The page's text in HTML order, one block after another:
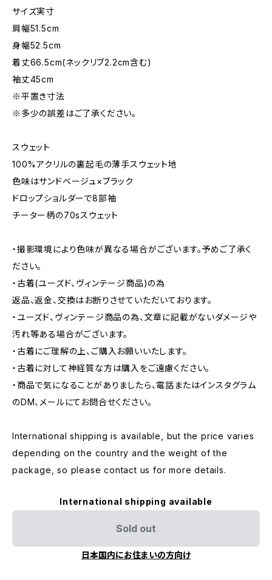
サイズ実寸
肩幅51.5cm
身幅52.5cm
着丈66.5cm(ネックリブ2.2cm含む)
袖丈45cm
※平置き寸法
※多少の誤差はご了承ください。
スウェット
100%アクリルの裏起毛の薄手スウェット地
色味はサンドベージュ×ブラック
ドロップショルダーで8部袖
チーター柄の70sスウェット
・撮影環境により色味が異なる場合がございます。予めご了承く
ださい。
・古着(ユーズド、ヴィンテージ商品)の為
返品、返金、交換はお断りさせていただいております。
・ユーズド、ヴィンテージ商品の為、文章に記載がないダメージや
汚れ等ある場合がございます。
・古着にご理解の上、ご購入お願いいたします。
・古着に対して神経質な方は購入をご遠慮ください。
・商品で気になることがありましたら、電話またはインスタグラム
のDM、メールにてお問合せください。
International shipping is available, but the price varies
depending on the country and the weight of the
package, so please contact us for more details.
International shipping available
Sold out
日本国内にお住まいの方向け